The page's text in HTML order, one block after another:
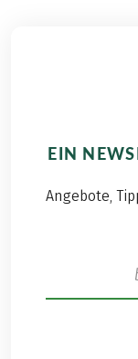
EIN
Angebote,